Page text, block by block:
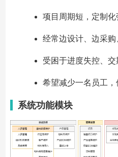
项目周期短，定制化
经常边设计、边采购
受困于进度失控、
希望减少一名员工
系统功能模块